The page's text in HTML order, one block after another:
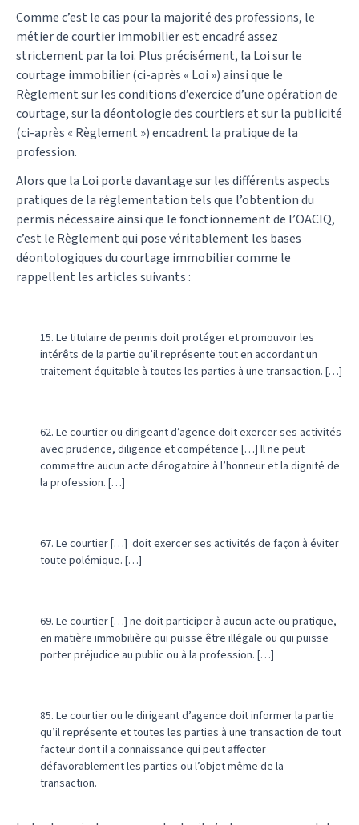
Comme c’est le cas pour la majorité des professions, le
métier de courtier immobilier est encadré assez
strictement par la loi. Plus précisément, la Loi sur le
courtage immobilier (ci-après « Loi ») ainsi que le
Règlement sur les conditions d’exercice d’une opération de
courtage, sur la déontologie des courtiers et sur la publicité
(ci-après « Règlement ») encadrent la pratique de la
profession.
Alors que la Loi porte davantage sur les différents aspects
pratiques de la réglementation tels que l’obtention du
permis nécessaire ainsi que le fonctionnement de l’OACIQ,
c’est le Règlement qui pose véritablement les bases
déontologiques du courtage immobilier comme le
rappellent les articles suivants :
15. Le titulaire de permis doit protéger et promouvoir les
intérêts de la partie qu’il représente tout en accordant un
traitement équitable à toutes les parties à une transaction. […]
62. Le courtier ou dirigeant d’agence doit exercer ses activités
avec prudence, diligence et compétence […] Il ne peut
commettre aucun acte dérogatoire à l’honneur et la dignité de
la profession. […]
67. Le courtier […] doit exercer ses activités de façon à éviter
toute polémique. […]
69. Le courtier […] ne doit participer à aucun acte ou pratique,
en matière immobilière qui puisse être illégale ou qui puisse
porter préjudice au public ou à la profession. […]
85. Le courtier ou le dirigeant d’agence doit informer la partie
qu’il représente et toutes les parties à une transaction de tout
facteur dont il a connaissance qui peut affecter
défavorablement les parties ou l’objet même de la
transaction.